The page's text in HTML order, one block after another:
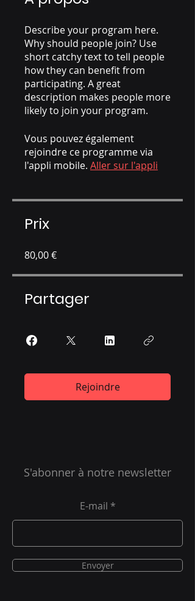
Describe your program here.
Why should people join? Use
short catchy text to tell people
how they can benefit from
participating. A great
description makes people more
likely to join your program.
Vous pouvez également
rejoindre ce programme via
l'appli mobile. Aller sur l'appli
Prix
80,00 €
Partager
Rejoindre
S'abonner à notre newsletter
E-mail
Envoyer